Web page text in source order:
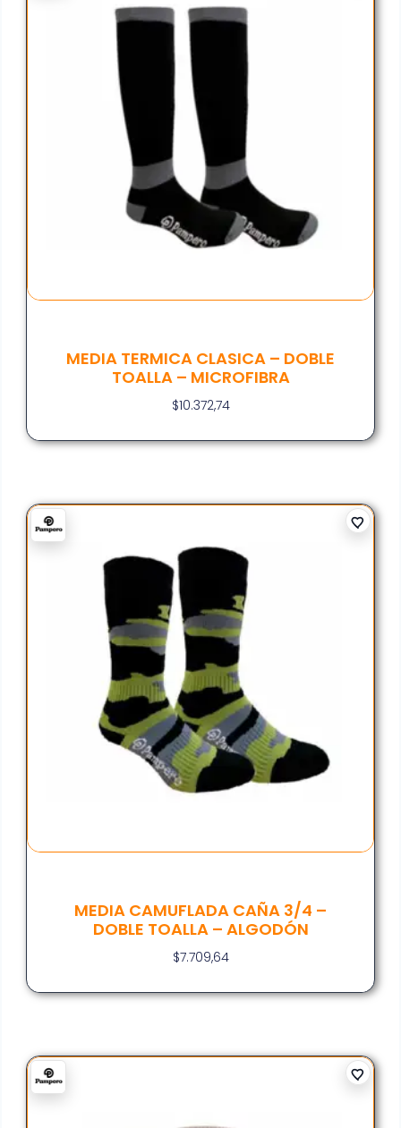
MEDIA TERMICA CLASICA – DOBLE
TOALLA – MICROFIBRA
$10.372,74
MEDIA CAMUFLADA CAÑA 3/4 –
DOBLE TOALLA – ALGODÓN
$7.709,64